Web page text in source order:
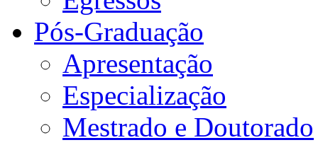
Pós-Graduação
Apresentação
Especialização
Mestrado e Doutorado